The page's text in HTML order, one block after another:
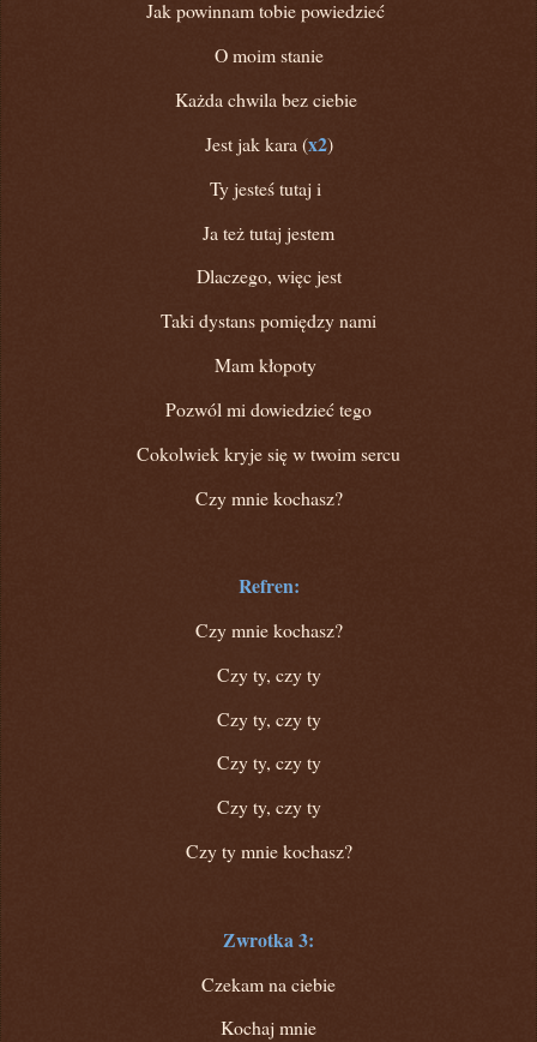
Jak powinnam tobie powiedzieć
O moim stanie
Każda chwila bez ciebie
Jest jak kara (x2)
Ty jesteś tutaj i
Ja też tutaj jestem
Dlaczego, więc jest
Taki dystans pomiędzy nami
Mam kłopoty
Pozwól mi dowiedzieć tego
Cokolwiek kryje się w twoim sercu
Czy mnie kochasz?
Refren:
Czy mnie kochasz?
Czy ty, czy ty
Czy ty, czy ty
Czy ty, czy ty
Czy ty, czy ty
Czy ty mnie kochasz?
Zwrotka 3:
Czekam na ciebie
Kochaj mnie